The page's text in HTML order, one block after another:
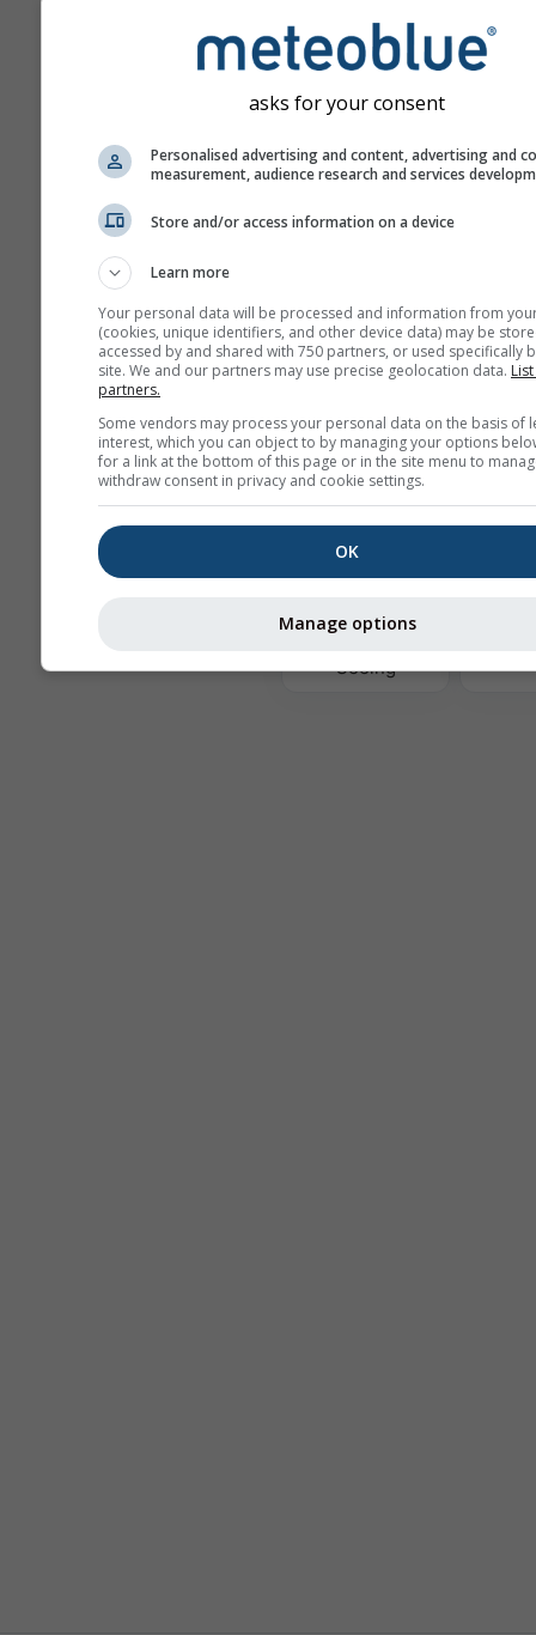
previsión por delante.
La previsión se crea con
"conjunto" de modelos.
diferentes variables de
calculados para estimar la
previsibilidad de la
Más datos meteorológicos
Previsión
estacional
Seeing
asks for your consent
Personalised advertising and content, advertising and
measurement, audience research and services
Store and/or access information on a device
Learn more
Your personal data will be processed and information from
(cookies, unique identifiers, and other device data) may be
accessed by and shared with 750 partners, or used specifically
site. We and our partners may use precise geolocation data.
partners.
Some vendors may process your personal data on the basis of
interest, which you can object to by managing your options
for a link at the bottom of this page or in the site menu to
withdraw consent in privacy and cookie settings.
OK
Manage options